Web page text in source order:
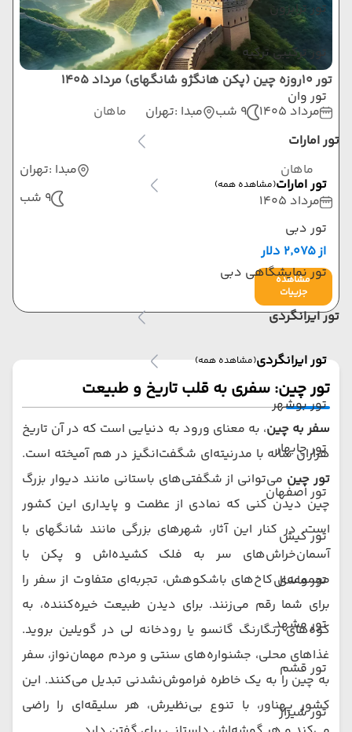
تور ترابزون
تور ترکیبی ترکیه
تور وان
تور امارات
تور امارات(مشاهده همه)
تور دبی
تور نمایشگاهی دبی
تور ایرانگردی
تور ایرانگردی(مشاهده همه)
تور بوشهر
تور چابهار
تور اصفهان
تور کیش
تور ماسال
تور مشهد
تور قشم
تور شیراز
تور 10روزه چین (پکن هانگژو شانگهای) مرداد 1405
مرداد 1405
9 شب مبدا :تهران ماهان
ماهان مبدا :تهران
مرداد 1405
9 شب
از ۲٬۰۷۵ دلار
مشاهده
جزییات
تور چین: سفری به قلب تاریخ و طبیعت
سفر به چین، به معنای ورود به دنیایی است که در آن تاریخ
هزاران ساله با مدرنیته‌ای شگفت‌انگیز در هم آمیخته است.
تور چین می‌توانی از شگفتی‌های باستانی مانند دیوار بزرگ
چین دیدن کنی که نمادی از عظمت و پایداری این کشور
است. در کنار این آثار، شهرهای بزرگی مانند شانگهای با
آسمان‌خراش‌های سر به فلک کشیده‌اش و پکن با
مجموعه‌ی کاخ‌های باشکوهش، تجربه‌ای متفاوت از سفر را
برای شما رقم می‌زنند. برای دیدن طبیعت خیره‌کننده، به
کوه‌های رنگارنگ گانسو یا رودخانه لی در گویلین بروید.
غذاهای محلی، جشنواره‌های سنتی و مردم مهمان‌نواز، سفر
به چین را به یک خاطره فراموش‌نشدنی تبدیل می‌کنند. این
کشور پهناور، با تنوع بی‌نظیرش، هر سلیقه‌ای را راضی